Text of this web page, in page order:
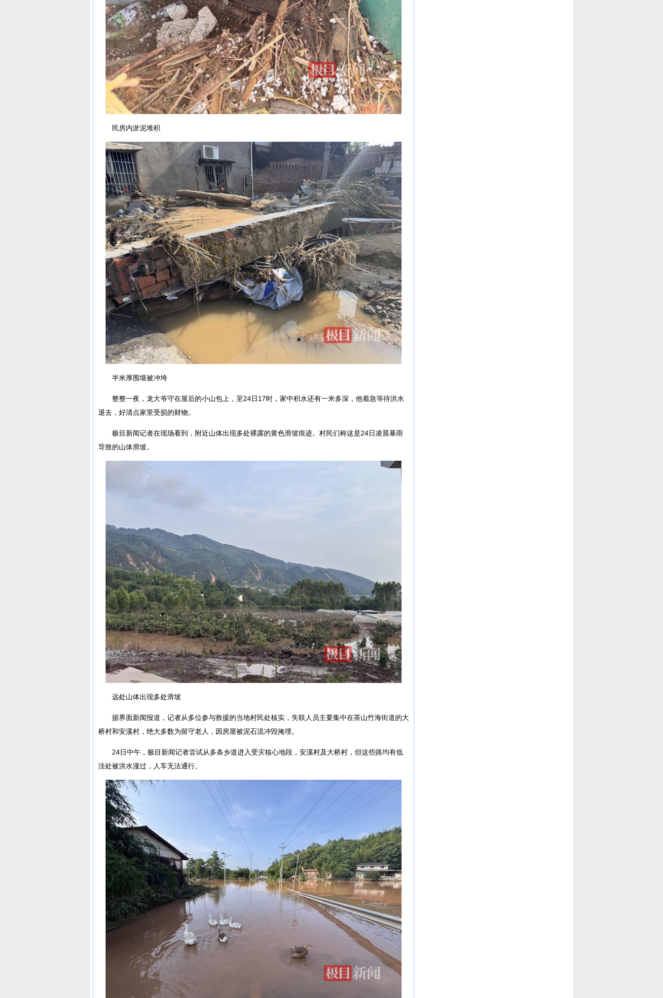
民房内淤泥堆积
半米厚围墙被冲垮
整整一夜，龙大爷守在屋后的小山包上，至24日17时，家中积水还有一米多深，他着急等待洪水
退去，好清点家里受损的财物。
极目新闻记者在现场看到，附近山体出现多处裸露的黄色滑坡痕迹。村民们称这是24日凌晨暴雨
导致的山体滑坡。
远处山体出现多处滑坡
据界面新闻报道，记者从多位参与救援的当地村民处核实，失联人员主要集中在茶山竹海街道的大
桥村和安溪村，绝大多数为留守老人，因房屋被泥石流冲毁掩埋。
24日中午，极目新闻记者尝试从多条乡道进入受灾核心地段，安溪村及大桥村，但这些路均有低
洼处被洪水漫过，人车无法通行。